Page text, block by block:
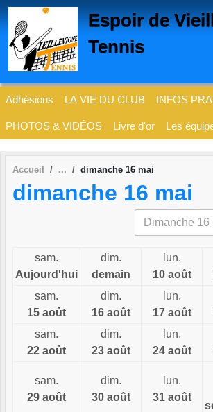
Espoir de
Tennis
Adhésions LA VIE DU CLUB INFOS
PHOTOS & VIDÉOS Livre d'or Les
Accueil dimanche 16 mai
dimanche 16 mai
sam.
Aujourd'hui
dim.
demain
lun.
10 août
sam.
15 août
dim.
16 août
lun.
17 août
sam.
22 août
dim.
23 août
lun.
24 août
sam.
29 août
dim.
30 août
lun.
31 août
Panneau de gestion des cookies